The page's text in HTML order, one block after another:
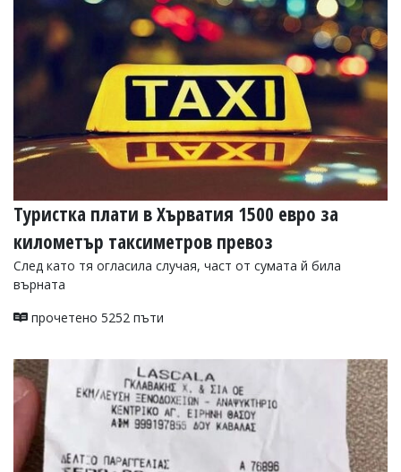
Туристка плати в Хърватия 1500 евро за
километър таксиметров превоз
След като тя огласила случая, част от сумата й била
върната
прочетено 5252 пъти